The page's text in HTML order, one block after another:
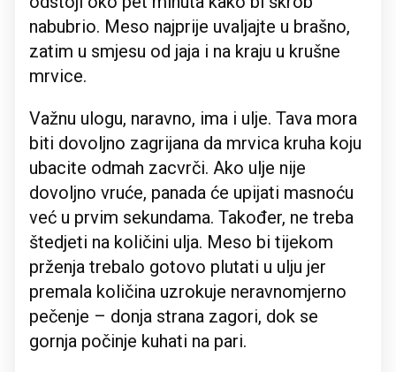
nabubrio. Meso najprije uvaljajte u brašno,
zatim u smjesu od jaja i na kraju u krušne
mrvice.
Važnu ulogu, naravno, ima i ulje. Tava mora
biti dovoljno zagrijana da mrvica kruha koju
ubacite odmah zacvrči. Ako ulje nije
dovoljno vruće, panada će upijati masnoću
već u prvim sekundama. Također, ne treba
štedjeti na količini ulja. Meso bi tijekom
prženja trebalo gotovo plutati u ulju jer
premala količina uzrokuje neravnomjerno
pečenje – donja strana zagori, dok se
gornja počinje kuhati na pari.